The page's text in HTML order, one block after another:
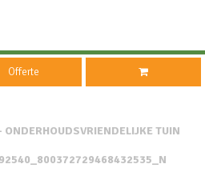
Offerte
TUIN